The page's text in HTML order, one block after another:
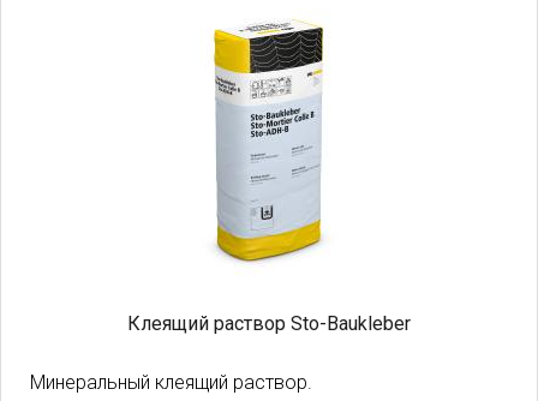
Клеящий раствор Sto-Baukleber
Минеральный клеящий раствор.